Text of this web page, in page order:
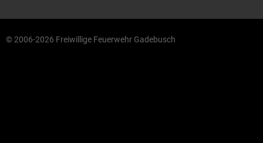
© 2006-2026 Freiwillige Feuerwehr Gadebusch